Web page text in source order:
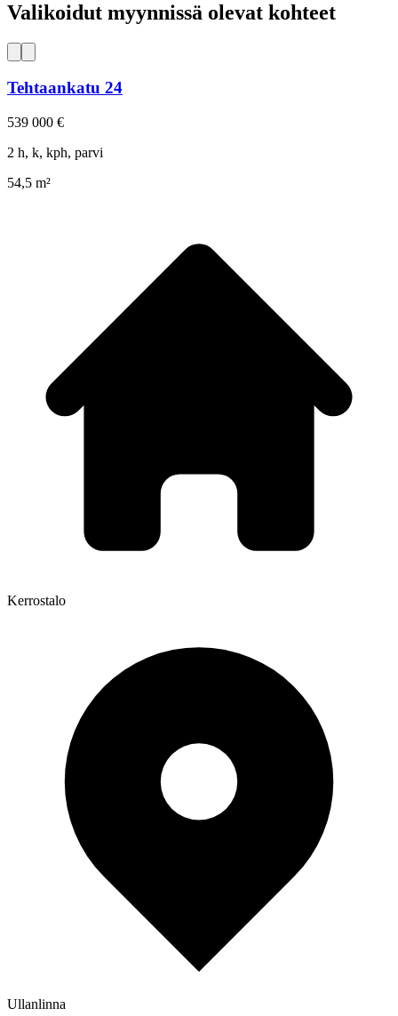
Valikoidut myynnissä olevat kohteet
Tehtaankatu 24
539 000 €
2 h, k, kph, parvi
54,5 m²
Kerrostalo
Ullanlinna